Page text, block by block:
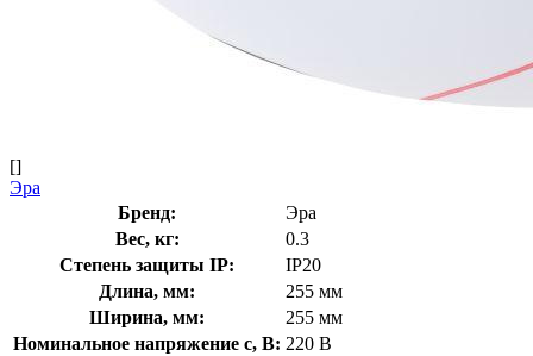
[]
Эра
Бренд:
Эра
Вес, кг:
0.3
Степень защиты IP:
IP20
Длина, мм:
255 мм
Ширина, мм:
255 мм
Номинальное напряжение с, В: 220 В